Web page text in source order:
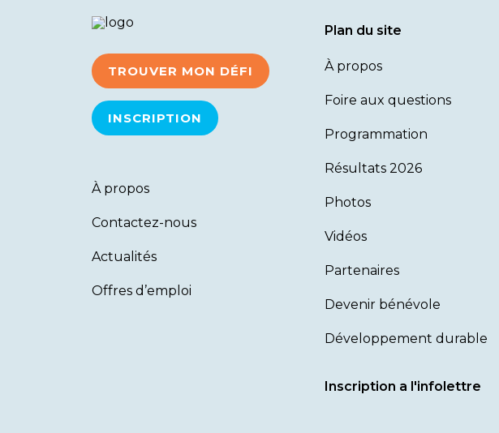
TROUVER MON DÉFI
INSCRIPTION
À propos
Contactez-nous
Actualités
Offres d’emploi
Plan du site
À propos
Foire aux questions
Programmation
Résultats 2026
Photos
Vidéos
Partenaires
Devenir bénévole
Développement durable
Inscription a l'infolettre